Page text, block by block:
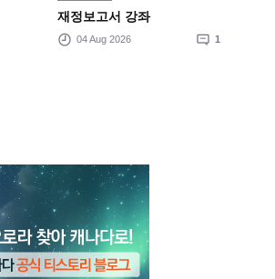
재정보고서 강좌
04 Aug 2026 1